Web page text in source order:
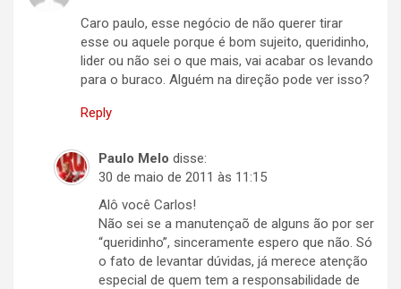
Caro paulo, esse negócio de não querer tirar
esse ou aquele porque é bom sujeito, queridinho,
lider ou não sei o que mais, vai acabar os levando
para o buraco. Alguém na direção pode ver isso?
Reply
Paulo Melo disse:
30 de maio de 2011 às 11:15
Alô você Carlos!
Não sei se a manutençaõ de alguns ão por ser
“queridinho”, sinceramente espero que não. Só
o fato de levantar dúvidas, já merece atenção
especial de quem tem a responsabilidade de